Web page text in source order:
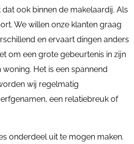
ook binnen de makelaardij. Als
We willen onze klanten graag
en ervaart dingen anders
om een grote gebeurtenis in zijn
Het is een spannend
wij regelmatig
een relatiebreuk of
onderdeel uit te mogen maken.